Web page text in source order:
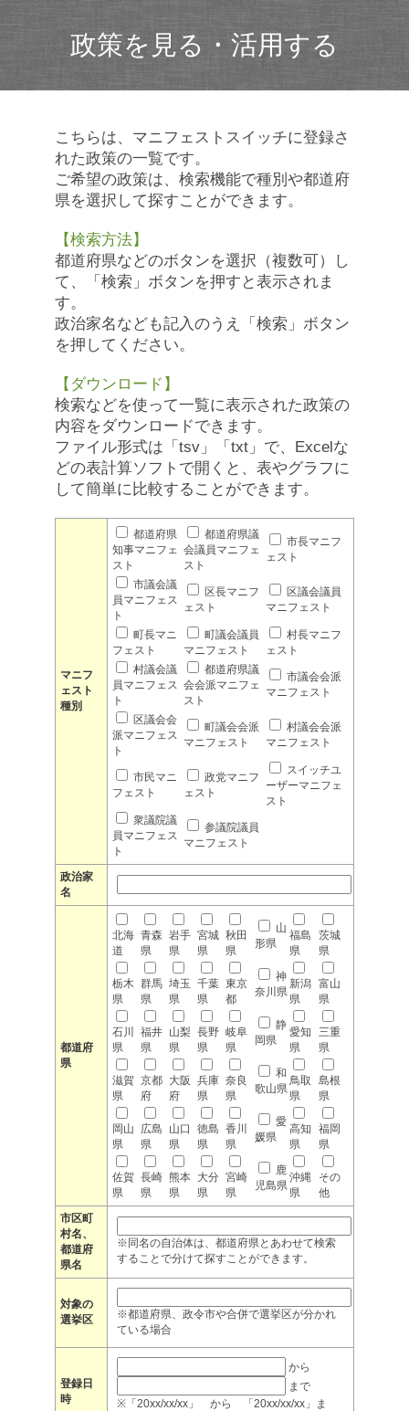
政策を見る・活用する
こちらは、マニフェストスイッチに登録さ
れた政策の一覧です。
ご希望の政策は、検索機能で種別や都道府
県を選択して探すことができます。
【検索方法】
都道府県などのボタンを選択（複数可）し
て、「検索」ボタンを押すと表示されま
す。
政治家名なども記入のうえ「検索」ボタン
を押してください。
【ダウンロード】
検索などを使って一覧に表示された政策の
内容をダウンロードできます。
ファイル形式は「tsv」「txt」で、Excelな
どの表計算ソフトで開くと、表やグラフに
して簡単に比較することができます。
マニフ
ェスト
種別
都道府県
知事マニフェ
スト
都道府県議
会議員マニフェ
スト
市長マニフ
ェスト
市議会議
員マニフェス
ト
区長マニフ
ェスト
区議会議員
マニフェスト
町長マニ
フェスト
町議会議員
マニフェスト
村長マニフ
ェスト
村議会議
員マニフェス
ト
都道府県議
会会派マニフェ
スト
市議会会派
マニフェスト
区議会会
派マニフェス
ト
町議会会派
マニフェスト
村議会会派
マニフェスト
市民マニ
フェスト
政党マニフ
ェスト
スイッチユ
ーザーマニフェ
スト
衆議院議
員マニフェス
ト
参議院議員
マニフェスト
政治家
名
都道府
県
北海
道
青森
県
岩手
県
宮城
県
秋田
県
山
形県
福島
県
茨城
県
栃木
県
群馬
県
埼玉
県
千葉
県
東京
都
神
奈川県
新潟
県
富山
県
石川
県
福井
県
山梨
県
長野
県
岐阜
県
静
岡県
愛知
県
三重
県
滋賀
県
京都
府
大阪
府
兵庫
県
奈良
県
和
歌山県
鳥取
県
島根
県
岡山
県
広島
県
山口
県
徳島
県
香川
県
愛
媛県
高知
県
福岡
県
佐賀
県
長崎
県
熊本
県
大分
県
宮崎
県
鹿
児島県
沖縄
県
その
他
市区町
村名、
都道府
県名
※同名の自治体は、都道府県とあわせて検索
することで分けて探すことができます。
対象の
選挙区
※都道府県、政令市や合併で選挙区が分かれ
ている場合
登録日
時
から
まで
※「20xx/xx/xx」 から 「20xx/xx/xx」ま